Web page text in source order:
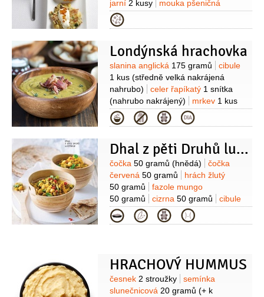
jarní 2 kusy
mouka pšeničná
polohrubá
(nakrájená)
olej olivový
ozdobení: smetana zakysaná
250 gramů
kaviár lososový
50 gramů
Kategorie
Londýnská hrachovka
Suroviny
slanina anglická 175 gramů
cibule
1 kus (středně velká nakrájená
nahrubo)
celer řapíkatý 1 snítka
(nahrubo nakrájený)
mrkev 1 kus
(velká oloupaná a nakrájená na
plátky)
vývar1 litr (z uzeného
zelený, sušený předem
namočený)
máslo 75 gramů
(nasucho opečené krutony )
sůl
Kategorie
Dhal z pěti Druhů luštěnin
Suroviny
čočka 50 gramů (hnědá)
čočka
červená 50 gramů
hrách žlutý
50 gramů
fazole mungo
50 gramů
cizrna 50 gramů
cibule
1 kus
česnek3 stroužky
(cca2 cm)
kurkuma1 lžička
Kategorie
HRACHOVÝ HUMMUS
Suroviny
česnek 2 stroužky
semínka
slunečnicová 20 gramů (+ k